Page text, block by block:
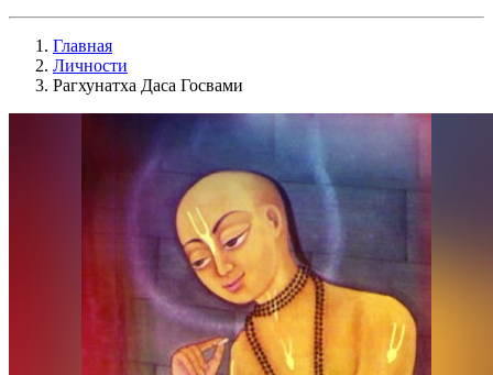
Главная
Личности
Рагхунатха Даса Госвами